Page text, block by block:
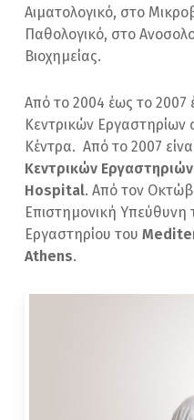
Αιματολογικό, στο
Παθολογικό, στο
Βιοχημείας.
Από το 2004 έως το 2007
Κεντρικών Εργαστηρίων
Κέντρα. Από το 2007
Κεντρικών
Hospital. Από τον
Επιστημονική Υπεύθυνη
Εργαστηρίου του
Athens.